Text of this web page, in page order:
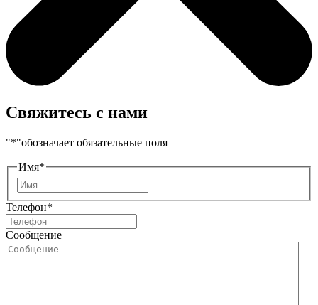
Свяжитесь с нами
"*"обозначает обязательные поля
Имя*
Телефон*
Сообщение